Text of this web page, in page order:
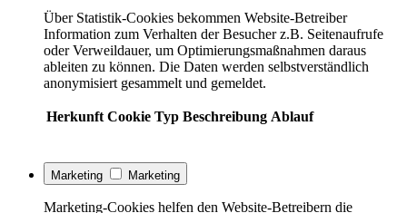
Über Statistik-Cookies bekommen Website-Betreiber
Information zum Verhalten der Besucher z.B. Seitenaufrufe
oder Verweildauer, um Optimierungsmaßnahmen daraus
ableiten zu können. Die Daten werden selbstverständlich
anonymisiert gesammelt und gemeldet.
Herkunft Cookie Typ Beschreibung Ablauf
Marketing Marketing
Marketing-Cookies helfen den Website-Betreibern die